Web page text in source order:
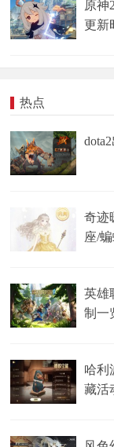
原神
更新
热点
奇迹
座/
英雄
制一
哈利
藏活